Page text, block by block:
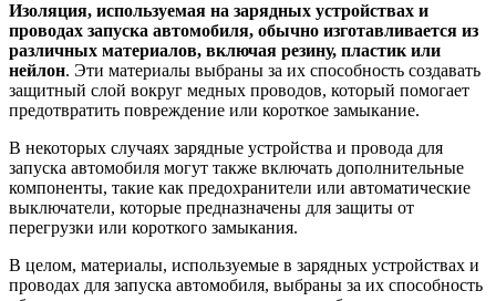
Изоляция, используемая на зарядных устройствах и
проводах запуска автомобиля, обычно изготавливается из
различных материалов, включая резину, пластик или
нейлон. Эти материалы выбраны за их способность создавать
защитный слой вокруг медных проводов, который помогает
предотвратить повреждение или короткое замыкание.
В некоторых случаях зарядные устройства и провода для
запуска автомобиля могут также включать дополнительные
компоненты, такие как предохранители или автоматические
выключатели, которые предназначены для защиты от
перегрузки или короткого замыкания.
В целом, материалы, используемые в зарядных устройствах и
проводах для запуска автомобиля, выбраны за их способность